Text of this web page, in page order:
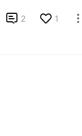
 2 1 